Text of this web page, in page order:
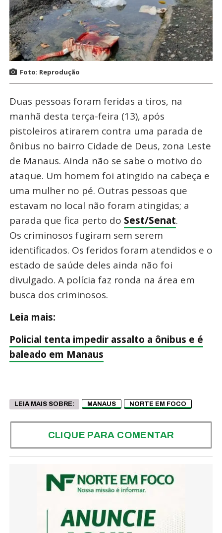
Foto: Reprodução
Duas pessoas foram feridas a tiros, na
manhã desta terça-feira (13), após
pistoleiros atirarem contra uma parada de
ônibus no bairro Cidade de Deus, zona Leste
de Manaus. Ainda não se sabe o motivo do
ataque. Um homem foi atingido na cabeça e
uma mulher no pé. Outras pessoas que
estavam no local não foram atingidas; a
parada que fica perto do Sest/Senat.
Os criminosos fugiram sem serem
identificados. Os feridos foram atendidos e o
estado de saúde deles ainda não foi
divulgado. A polícia faz ronda na área em
busca dos criminosos.
Leia mais:
Policial tenta impedir assalto a ônibus e é
baleado em Manaus
LEIA MAIS SOBRE: MANAUS NORTE EM FOCO
CLIQUE PARA COMENTAR